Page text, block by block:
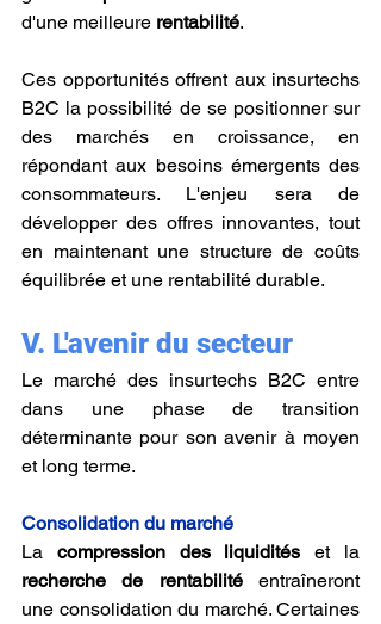
d'une meilleure rentabilité.
Ces opportunités offrent aux insurtechs
B2C la possibilité de se positionner sur
des marchés en croissance, en
répondant aux besoins émergents des
consommateurs. L'enjeu sera de
développer des offres innovantes, tout
en maintenant une structure de coûts
équilibrée et une rentabilité durable.
V. L'avenir du secteur
Le marché des insurtechs B2C entre
dans une phase de transition
déterminante pour son avenir à moyen
et long terme.
Consolidation du marché
La compression des liquidités
recherche de rentabilité entraîneront
une consolidation du marché. Certaines